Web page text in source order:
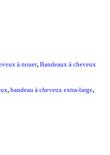
à nouer, Bandeaux à cheveux
, bandeau à cheveux extra-large,